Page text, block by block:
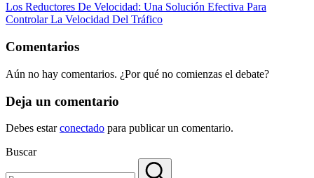
Los Reductores De Velocidad: Una Solución Efectiva Para
Controlar La Velocidad Del Tráfico
Comentarios
Aún no hay comentarios. ¿Por qué no comienzas el debate?
Deja un comentario
Debes estarconectado para publicar un comentario.
Buscar